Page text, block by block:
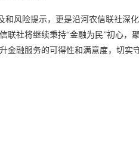
和风险提示，更是沿河农信联社深化
联社将继续秉持“金融为民”初心，聚
金融服务的可得性和满意度，切实